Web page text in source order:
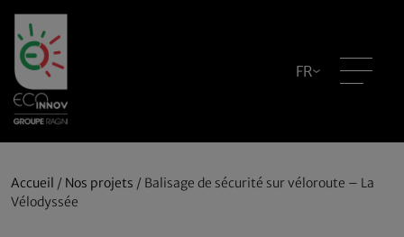
FR
Accueil / Nos projets / Balisage de sécurité sur véloroute – La
Vélodyssée